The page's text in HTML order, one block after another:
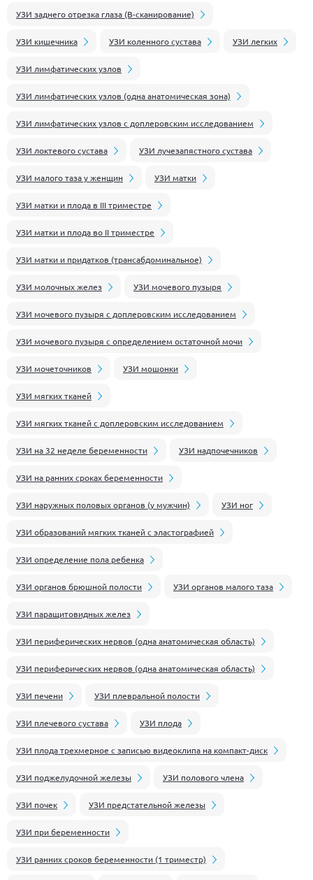
УЗИ заднего отрезка глаза (В-сканирование)
УЗИ кишечника УЗИ коленного сустава УЗИ легких
УЗИ лимфатических узлов
УЗИ лимфатических узлов (одна анатомическая зона)
УЗИ лимфатических узлов с доплеровским исследованием
УЗИ локтевого сустава УЗИ лучезапястного сустава
УЗИ малого таза у женщин УЗИ матки
УЗИ матки и плода в III триместре
УЗИ матки и плода во II триместре
УЗИ матки и придатков (трансабдоминальное)
УЗИ молочных желез УЗИ мочевого пузыря
УЗИ мочевого пузыря с доплеровским исследованием
УЗИ мочевого пузыря с определением остаточной мочи
УЗИ мочеточников УЗИ мошонки
УЗИ мягких тканей
УЗИ мягких тканей с доплеровским исследованием
УЗИ на 32 неделе беременности УЗИ надпочечников
УЗИ на ранних сроках беременности
УЗИ наружных половых органов (у мужчин) УЗИ ног
УЗИ образований мягких тканей с эластографией
УЗИ определение пола ребенка
УЗИ органов брюшной полости УЗИ органов малого таза
УЗИ паращитовидных желез
УЗИ периферических нервов (одна анатомическая область)
УЗИ периферических нервов (одна анатомическая область)
УЗИ печени УЗИ плевральной полости
УЗИ плечевого сустава УЗИ плода
УЗИ плода трехмерное с записью видеоклипа на компакт-диск
УЗИ поджелудочной железы УЗИ полового члена
УЗИ почек УЗИ предстательной железы
УЗИ при беременности
УЗИ ранних сроков беременности (1 триместр)